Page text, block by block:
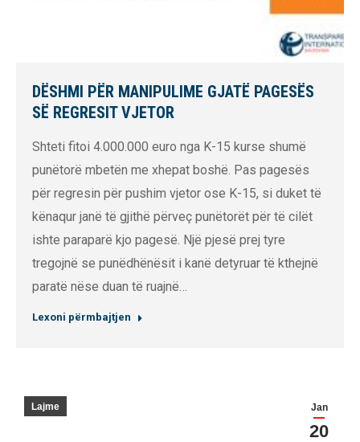
DËSHMI PËR MANIPULIME GJATË PAGESËS
SË REGRESIT VJETOR
Shteti fitoi 4.000.000 euro nga K-15 kurse shumë
punëtorë mbetën me xhepat boshë. Pas pagesës
për regresin për pushim vjetor ose K-15, si duket të
kënaqur janë të gjithë përveç punëtorët për të cilët
ishte paraparë kjo pagesë. Një pjesë prej tyre
tregojnë se punëdhënësit i kanë detyruar të kthejnë
paratë nëse duan të ruajnë…
Lexoni përmbajtjen
Jan
20
Lajme